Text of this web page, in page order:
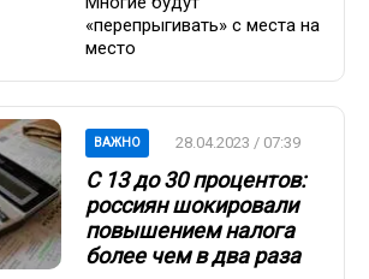
«перепрыгивать» с места на
место
ВАЖНО 28.04.2023 / 07:39
С 13 до 30 процентов:
россиян шокировали
повышением налога
более чем в два раза